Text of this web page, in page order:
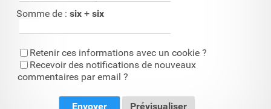
Somme de : six + six
Retenir ces informations avec un cookie ?
Recevoir des notifications de nouveaux
commentaires par email ?